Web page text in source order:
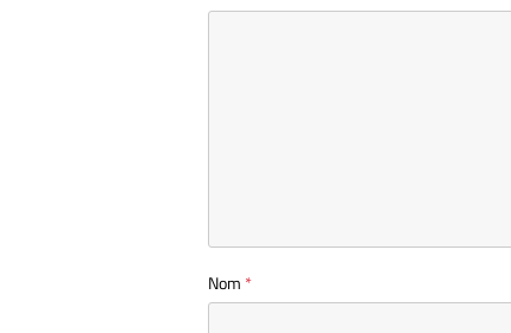
Nom *